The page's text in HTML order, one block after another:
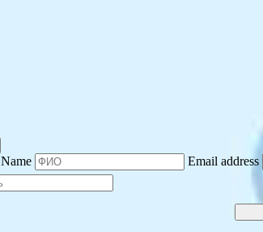
Name Email address